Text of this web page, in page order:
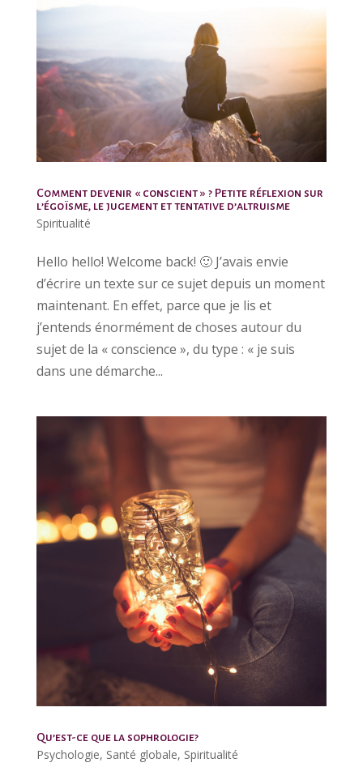
Comment devenir « conscient » ? Petite réflexion sur
l’égoïsme, le jugement et tentative d’altruisme
Spiritualité
Hello hello! Welcome back! 🙂 J’avais envie
d’écrire un texte sur ce sujet depuis un moment
maintenant. En effet, parce que je lis et
j’entends énormément de choses autour du
sujet de la « conscience », du type : « je suis
dans une démarche...
Qu’est-ce que la sophrologie?
Psychologie, Santé globale, Spiritualité